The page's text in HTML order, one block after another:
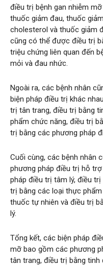
điều trị bệnh gan nhiễm
thuốc giảm đau, thuốc
cholesterol và thuốc giảm
cũng có thể được điều trị
triệu chứng liên quan đến
mỏi và đau nhức.
Ngoài ra, các bệnh nhân
biện pháp điều trị khác
trị tân trang, điều trị bằng
phẩm chức năng, điều trị
trị bằng các phương pháp
Cuối cùng, các bệnh nhân
phương pháp điều trị hỗ
pháp điều trị tâm lý, điều
trị bằng các loại thực
thuốc tự nhiên và điều trị
lý.
Tổng kết, các biện pháp
mỡ bao gồm các phương
tân trang, điều trị bằng